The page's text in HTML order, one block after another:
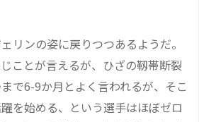
リンの姿に戻りつつあるようだ。
ことが言えるが、ひざの靱帯断裂
で6-9か月とよく言われるが、そこ
を始める、という選手はほぼゼロ